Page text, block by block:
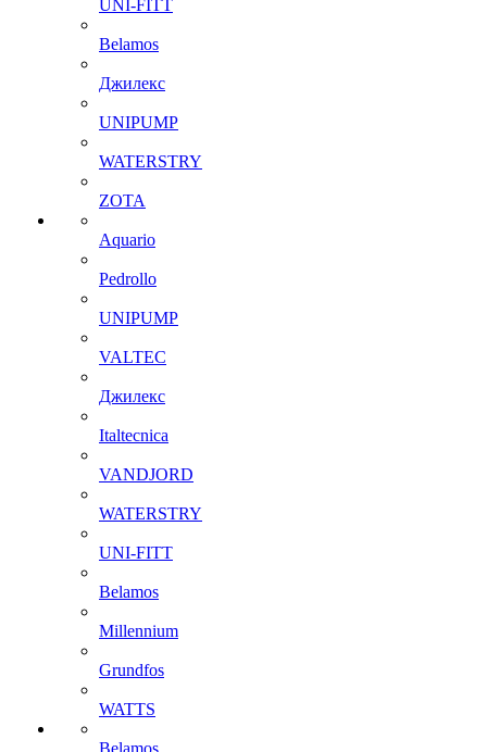
UNI-FITT
Belamos
Джилекс
UNIPUMP
WATERSTRY
ZOTA
Aquario
Pedrollo
UNIPUMP
VALTEC
Джилекс
Italtecnica
VANDJORD
WATERSTRY
UNI-FITT
Belamos
Millennium
Grundfos
WATTS
Belamos